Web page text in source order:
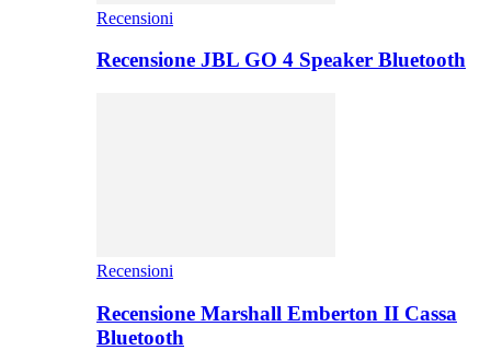
Recensioni
Recensione JBL GO 4 Speaker Bluetooth
Recensioni
Recensione Marshall Emberton II Cassa
Bluetooth